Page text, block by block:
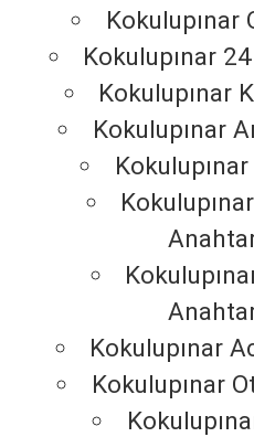
Kokulupınar
Kokulupınar
Kokulupınar
Kokulupınar
Kokulupınar
Kokulupınar